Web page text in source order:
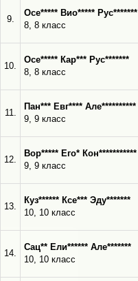
9.
Осе***** Вио***** Рус*******
8, 8 класс
10.
Осе***** Кар*** Рус*******
8, 8 класс
11.
Пан*** Евг**** Але**********
9, 9 класс
12.
Вор***** Его* Кон***********
9, 9 класс
13.
Куз****** Ксе*** Эду*******
10, 10 класс
14.
Сац** Ели****** Але*******
10, 10 класс